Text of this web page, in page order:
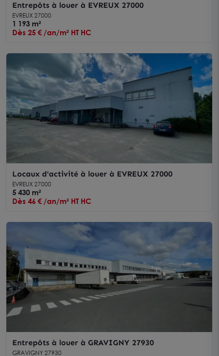
Entrepôts à louer à EVREUX 27000
EVREUX 27000
1 193 m²
Dès 25 € /an/m² HT HC
Locaux d'activité à louer à EVREUX 27000
EVREUX 27000
5 430 m²
Dès 46 € /an/m² HT HC
Entrepôts à louer à GRAVIGNY 27930
GRAVIGNY 27930